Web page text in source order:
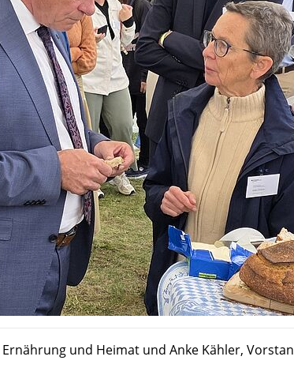
und Heimat und Anke Kähler,